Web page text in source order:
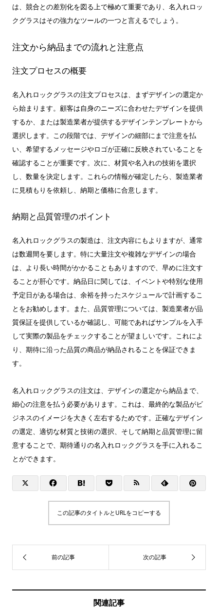
は、競合との差別化を図る上で極めて重要であり、名入れロッ
クグラスはその強力なツールの一つと言えるでしょう。
注文から納品までの流れと注意点
注文プロセスの概要
名入れロックグラスの注文プロセスは、まずデザインの選定か
ら始まります。顧客は自身のニーズに合わせたデザインを提供
するか、または製造業者が提供するデザインテンプレートから
選択します。この段階では、デザインの細部にまで注意を払
い、希望するメッセージやロゴが正確に反映されていることを
確認することが重要です。次に、材質や名入れの技術を選択
し、数量を決定します。これらの情報が確定したら、製造業者
に見積もりを依頼し、納期と価格に合意します。
納期と品質管理のポイント
名入れロックグラスの製造は、注文内容にもよりますが、通常
は数週間を要します。特に大量注文や複雑なデザインの場合
は、より長い時間がかかることもありますので、早めに注文す
ることが肝心です。納品日に関しては、イベントや特別な使用
予定日がある場合は、余裕を持ったスケジュールで計画するこ
とをお勧めします。また、品質管理については、製造業者が品
質保証を提供しているか確認し、可能であればサンプルを入手
して実際の製品をチェックすることが望ましいです。これによ
り、期待に沿った品質の商品が納品されることを保証できま
す。
名入れロックグラスの注文は、デザインの選定から納品まで、
細心の注意を払う必要があります。これは、最終的な製品がビ
ジネスのイメージを大きく左右するためです。正確なデザイン
の選定、適切な材質と技術の選択、そして納期と品質管理に留
意することで、期待通りの名入れロックグラスを手に入れるこ
とができます。
この記事のタイトルとURLをコピーする
関連記事